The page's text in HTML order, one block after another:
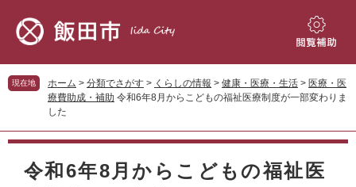
先
頭
を
飛
て
閲
補
助
現在地 ホーム > 分類でさがす > くらしの情報 > 健康・医療・生活 > 医療・医
療費助成・補助 令和6年8月からこどもの福祉医療制度が一部変わりま
した
本
令和6年8月からこどもの福祉医